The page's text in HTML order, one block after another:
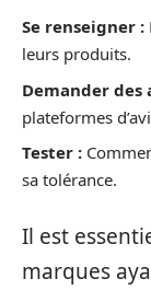
Se renseigner :
leurs produits.
Demander des
plateformes
Tester :
sa tolérance.
Il est
marques